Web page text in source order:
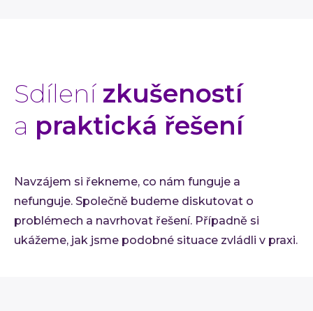
Sdílení zkušeností
a praktická řešení
Navzájem si řekneme, co nám funguje a
nefunguje. Společně budeme diskutovat o
problémech a navrhovat řešení. Případně si
ukážeme, jak jsme podobné situace zvládli v praxi.